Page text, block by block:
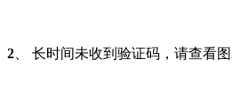
2 、 长时间未收到验证码，请查看图